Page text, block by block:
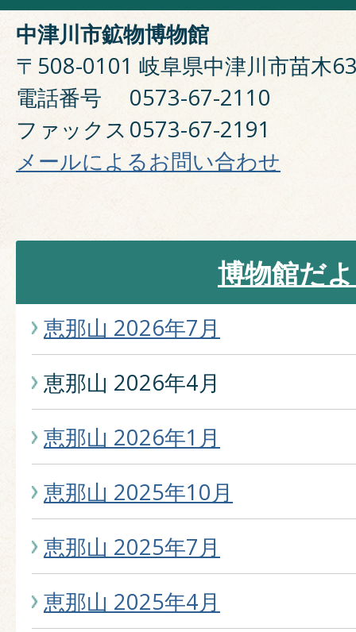
中津川市鉱物博物館
〒508-0101 岐阜県中津川市苗木
電話番号
0573-67-2110
ファックス 0573-67-2191
メールによるお問い合わせ
博物館だ
恵那山 2026年7月
恵那山 2026年4月
恵那山 2026年1月
恵那山 2025年10月
恵那山 2025年7月
恵那山 2025年4月